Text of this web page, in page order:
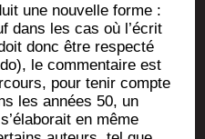
une nou­velle forme :
dans les cas où l’écrit
donc être res­pec­té
le com­men­taire est
pour tenir compte
les années 50, un
en même